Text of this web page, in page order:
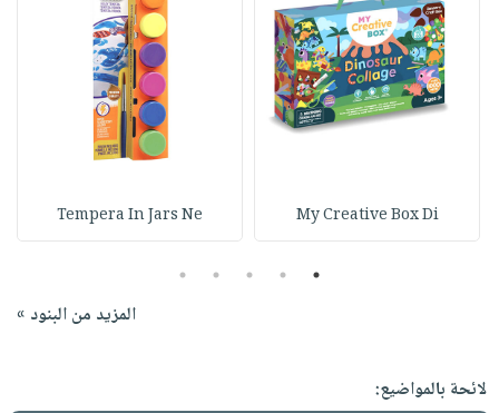
My Creative Box Di
Tempera In Jars Ne
1
2
3
4
5
المزيد من البنود »
لائحة بالمواضيع: